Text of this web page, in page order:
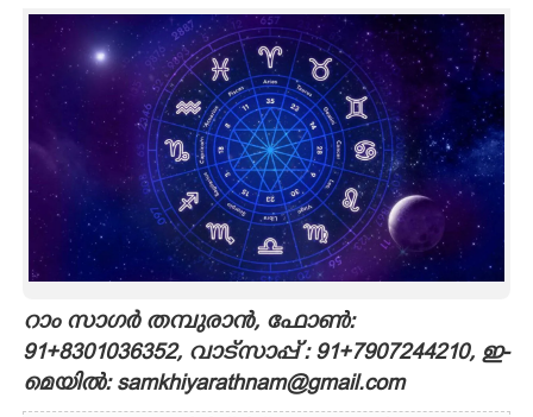
LIFESTYLE
SPIRITUAL
INFO+
CARTOONS
റാം സാഗർ തമ്പുരാൻ, ഫോൺ:
91+8301036352, വാട്സാപ്പ് : 91+7907244210, ഇ-
മെയിൽ: samkhiyarathnam@gmail.com